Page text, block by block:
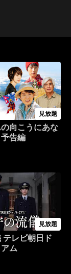
見放題
の向こうにあな
告編
見放題
テレビ朝日ド
ム